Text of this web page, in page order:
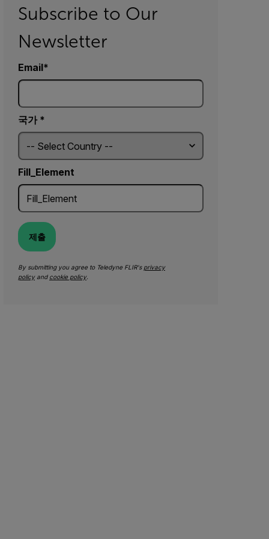
Subscribe to Our
Newsletter
Email
국가 *
Fill_Element
제출
By submitting you agree to Teledyne FLIR's privacy
policyand cookie policy.